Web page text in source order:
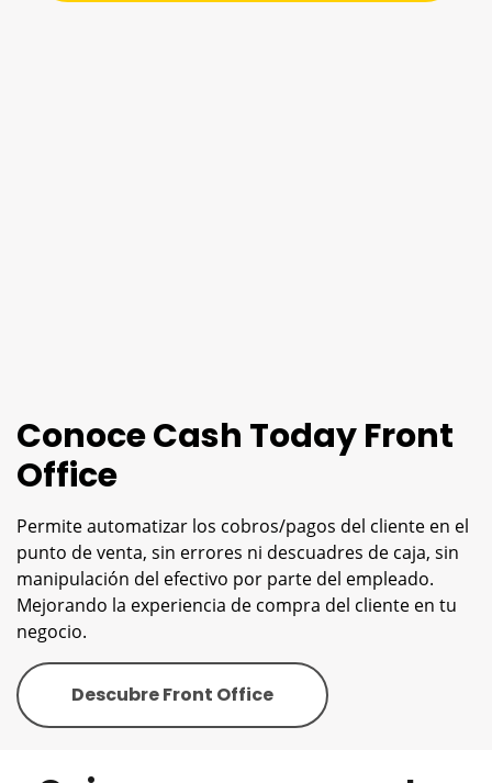
Conoce Cash Today Front
Office
Permite automatizar los cobros/pagos del cliente en el
punto de venta, sin errores ni descuadres de caja, sin
manipulación del efectivo por parte del empleado.
Mejorando la experiencia de compra del cliente en tu
negocio.
Descubre Front Office